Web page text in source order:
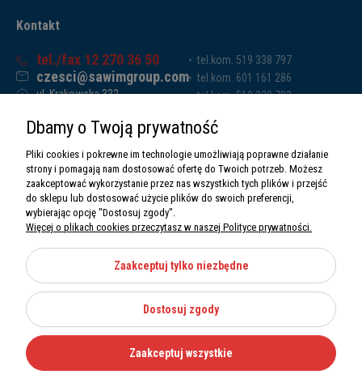
Kontakt
tel./fax 12 270 36 50
czesci@sawimgroup.com
ul. Krakowska 332,
Sawim Group Mariusz Zdyb sp. k.
NIP: 5130284470
REGON: 5246591010
tel.kom. 519 338 797
tel.kom. 601 161 286
tel.kom. 519 338 793
O nas
Informacje
Moje konto
Kategorie
Dbamy o Twoją prywatność
Pliki cookies i pokrewne im technologie umożliwiają poprawne działanie
strony i pomagają nam dostosować ofertę do Twoich potrzeb. Możesz
zaakceptować wykorzystanie przez nas wszystkich tych plików i przejść
do sklepu lub dostosować użycie plików do swoich preferencji,
wybierając opcję "Dostosuj zgody".
Więcej o plikach cookies przeczytasz w naszej Polityce prywatności.
Zaakceptuj tylko niezbędne
Dostosuj zgody
Zaakceptuj wszystkie